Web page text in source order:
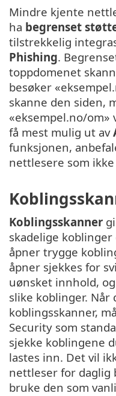
Mindre kjente
ha begrenset
tilstrekkelig
Phishing.
toppdomenet
besøker
skanne den siden,
«eksempel.no/om»
få mest mulig ut av
funksjonen,
nettlesere som
Koblingsskanner
skadelige koblinger
åpner trygge
åpner sjekkes for
uønsket innhold,
slike koblinger.
koblingsskanner,
Security som
sjekke koblingene
lastes inn. Det vil
nettleser for daglig
bruke den som